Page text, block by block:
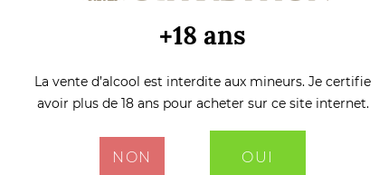
+18 ans
La vente d’alcool est interdite aux mineurs. Je certifie
avoir plus de 18 ans pour acheter sur ce site internet.
NON OUI